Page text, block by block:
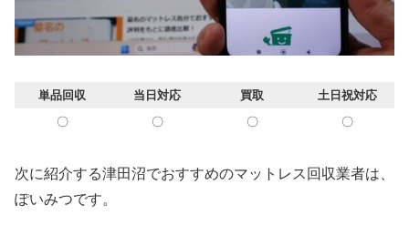
単品回収 当日対応 買取
土日祝対応
〇
〇 〇 〇
次に紹介する津田沼でおすすめのマットレス回収業者は、
ぽいみつです。